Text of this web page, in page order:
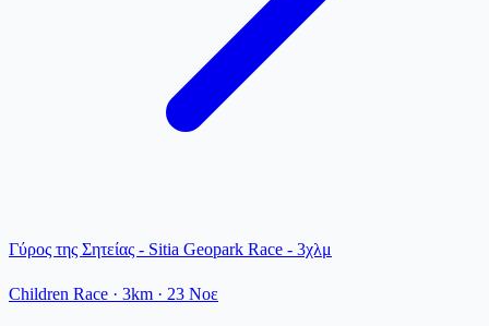
Γύρος της Σητείας - Sitia Geopark Race - 3χλμ
Children Race · 3km · 23 Νοε